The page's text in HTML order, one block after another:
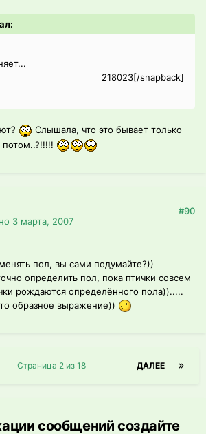
218023[/snapback]
Слышала, что это бывает только
3 марта, 2007
#90
пол, вы сами подумайте?))
определить пол, пока птички совсем
рождаются определённого пола)).....
образное выражение))
ДАЛЕЕ
Страница 2 из 18
сообщений создайте